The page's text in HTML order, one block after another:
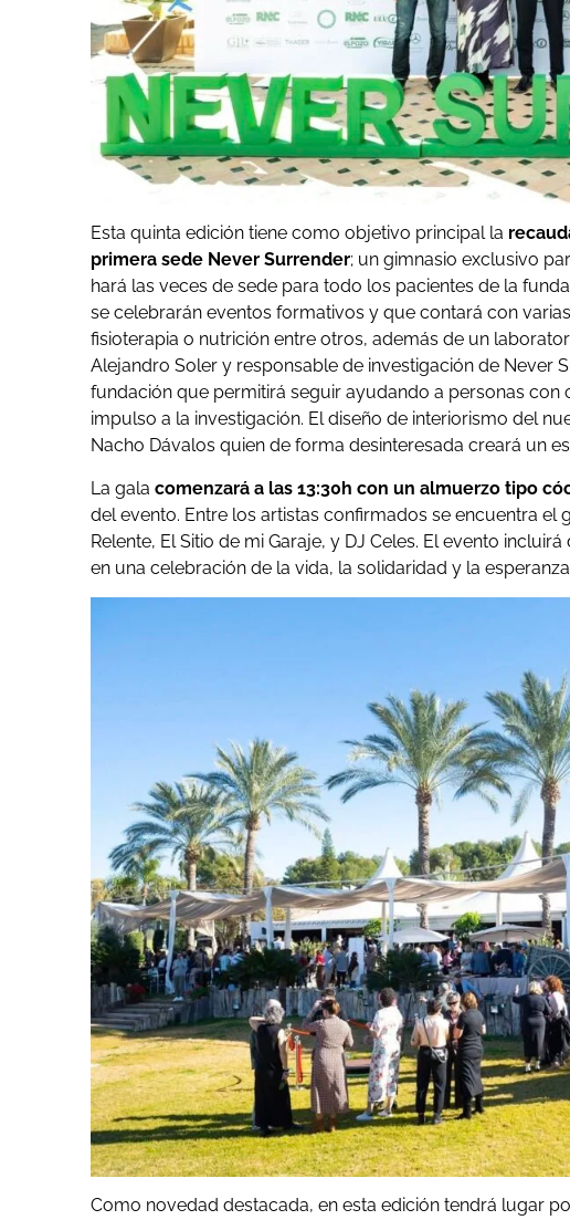
Esta quinta edición tiene como objetivo principal la
primera sede Never Surrender; un gimnasio exclusivo
hará las veces de sede para todo los pacientes de la
se celebrarán eventos formativos y que contará con
fisioterapia o nutrición entre otros, además de un
Alejandro Soler y responsable de investigación de Never
fundación que permitirá seguir ayudando a personas con
impulso a la investigación. El diseño de interiorismo del
Nacho Dávalos quien de forma desinteresada creará un
La gala comenzará a las 13:30h con un almuerzo tipo
del evento. Entre los artistas confirmados se encuentra
Relente, El Sitio de mi Garaje, y DJ Celes. El evento
en una celebración de la vida, la solidaridad y la
Como novedad destacada, en esta edición tendrá lugar